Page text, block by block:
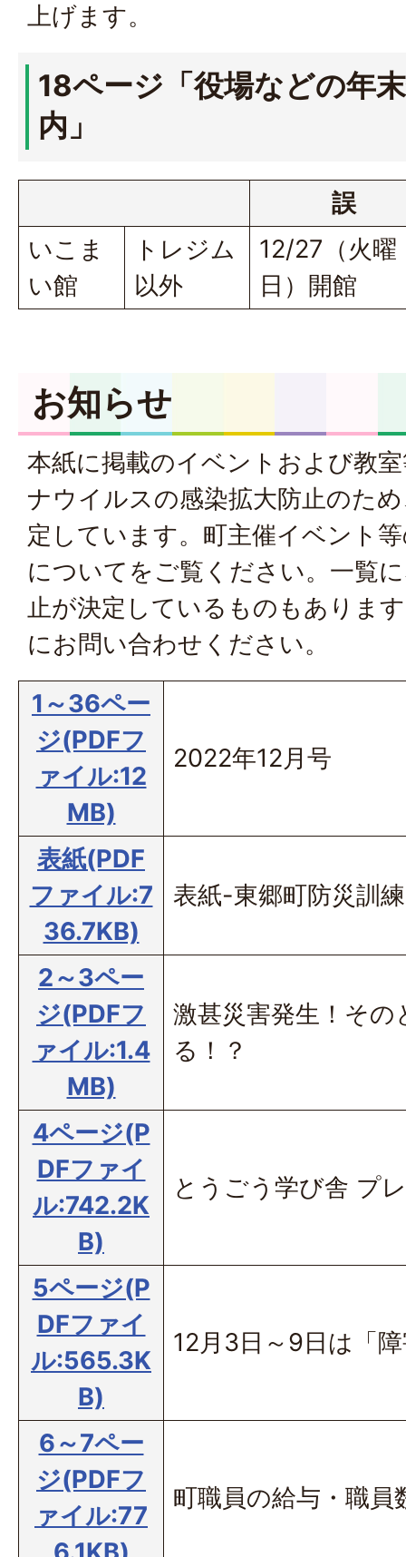
上げます。
18ページ「役場などの年
内」
誤
いこま
い館
トレジム
以外
12/27（火曜
日）開館
お知らせ
本紙に掲載のイベントおよび教
ナウイルスの感染拡大防止のた
定しています。 町主催イベント
について をご覧ください。一覧
止が決定しているものもありま
にお問い合わせください。
1～36ペー
ジ(PDFフ
ァイル:12
MB)
2022年12月号
表紙(PDF
ファイル:7
36.7KB)
表紙-東郷町防災訓
2～3ペー
ジ(PDFフ
ァイル:1.4
MB)
激甚災害発生！そ
る！？
4ページ(P
DFファイ
ル:742.2K
B)
とうごう学び舎 プ
5ページ(P
DFファイ
ル:565.3K
B)
12月3日～9日は「
6～7ペー
ジ(PDFフ
ァイル:77
町職員の給与・職員